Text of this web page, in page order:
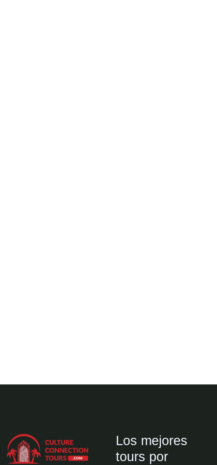
Los mejores
tours por